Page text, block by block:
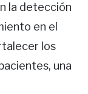
la detección
en el
los
una